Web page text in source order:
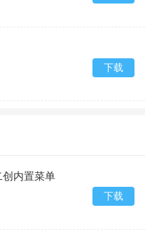
下载
内置菜单
下载